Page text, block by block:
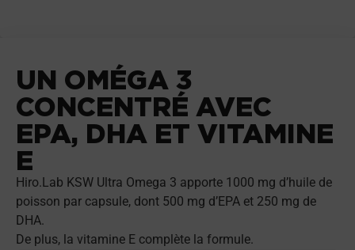
UN OMÉGA 3
CONCENTRÉ AVEC
EPA, DHA ET VITAMINE
E
Hiro.Lab KSW Ultra Omega 3 apporte 1000 mg d’huile de
poisson par capsule, dont 500 mg d’EPA et 250 mg de
DHA.
De plus, la vitamine E complète la formule.